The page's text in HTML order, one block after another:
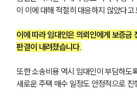
이 이에 대해 적절히 대응하지 않았다고
이에 따라 임대인은 의뢰인에게 보증금
판결이 내려졌습니다.
또한 소송비용 역시 임대인이 부담하도
새로운 주택 매수 일정도 안정적으로 진